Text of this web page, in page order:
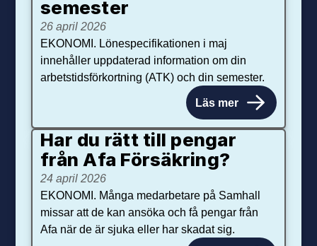
se­mester
26 april 2026
EKONOMI. Lönespecifikationen i maj
innehåller uppdaterad information om din
arbetstidsförkortning (ATK) och din semester.
Läs mer
Har du rätt till pengar
från Afa Försäkring?
24 april 2026
EKONOMI. Många medarbetare på Samhall
missar att de kan ansöka och få pengar från
Afa när de är sjuka eller har skadat sig.